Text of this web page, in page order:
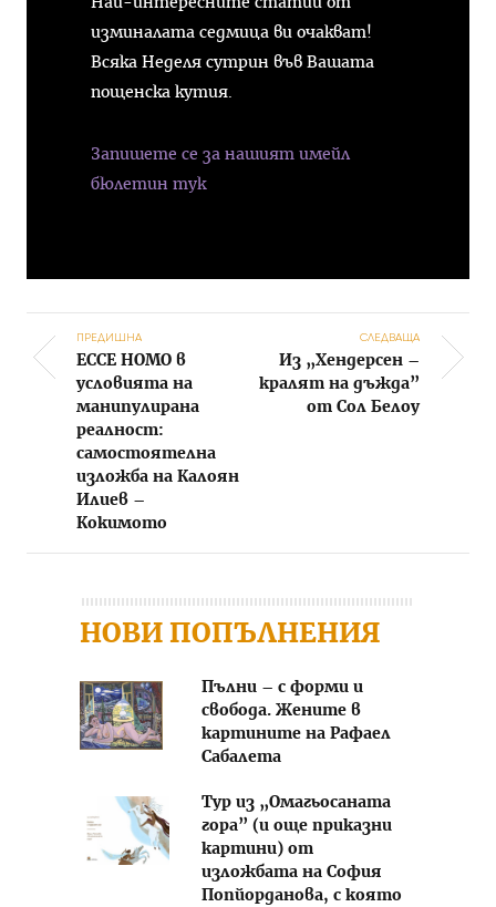
изминалата седмица ви очакват!
Всяка Неделя сутрин във Вашата
пощенска кутия.
Запишете се за нашият имейл
бюлетин тук
Post navigation
ПРЕДИШНА
ECCE HOMO в
условията на
манипулирана
реалност:
самостоятелна
изложба на Калоян
Илиев –
Кокимото
СЛЕДВАЩА
Из „Хендерсен –
кралят на дъжда”
от Сол Белоу
НОВИ ПОПЪЛНЕНИЯ
Пълни – с форми и
свобода. Жените в
картините на Рафаел
Сабалета
Тур из „Омагьосаната
гора” (и още приказни
картини) от
изложбата на София
Попйорданова, с която